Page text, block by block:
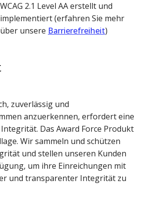
WCAG 2.1 Level AA erstellt und
implementiert (erfahren Sie mehr
über unsere Barrierefreiheit)
zuverlässig und
anzuerkennen, erfordert eine
Das Award Force Produkt
Wir sammeln und schützen
und stellen unseren Kunden
um ihre Einreichungen mit
und transparenter Integrität zu